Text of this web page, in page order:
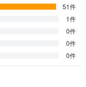
51件
1件
0件
0件
0件